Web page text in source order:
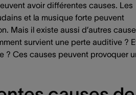
avoir différentes causes. Les
et la musique forte peuvent
Mais il existe aussi d’autres
survient une perte auditive ?
? Ces causes peuvent provoquer